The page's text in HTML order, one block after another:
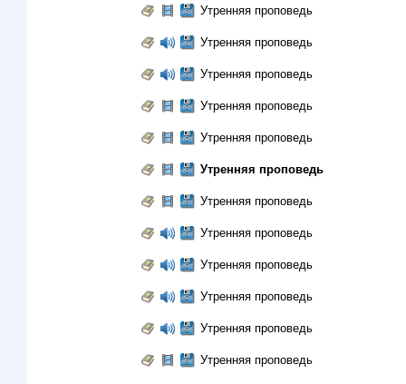
Утренняя проповедь
Утренняя проповедь
Утренняя проповедь
Утренняя проповедь
Утренняя проповедь
Утренняя проповедь
Утренняя проповедь
Утренняя проповедь
Утренняя проповедь
Утренняя проповедь
Утренняя проповедь
Утренняя проповедь